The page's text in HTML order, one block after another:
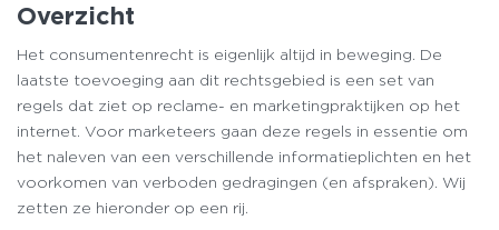
Overzicht
Het consumentenrecht is eigenlijk altijd in beweging. De
laatste toevoeging aan dit rechtsgebied is een set van
regels dat ziet op reclame- en marketingpraktijken op het
internet. Voor marketeers gaan deze regels in essentie om
het naleven van een verschillende informatieplichten en het
voorkomen van verboden gedragingen (en afspraken). Wij
zetten ze hieronder op een rij.